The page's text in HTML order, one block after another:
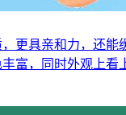
更具亲和力，还
富，同时外观上看